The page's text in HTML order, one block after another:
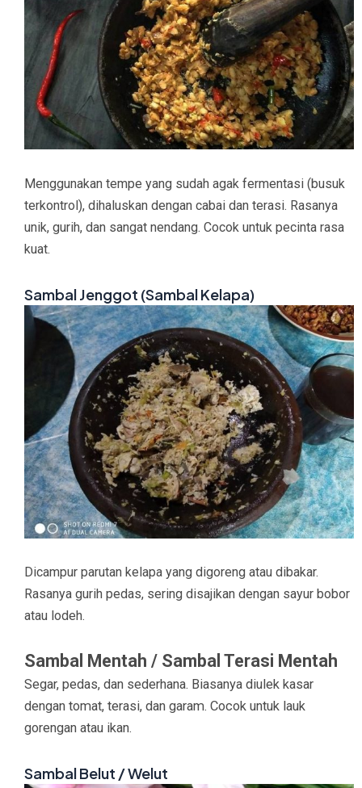
Menggunakan tempe yang sudah agak fermentasi (busuk
terkontrol), dihaluskan dengan cabai dan terasi. Rasanya
unik, gurih, dan sangat nendang. Cocok untuk pecinta rasa
kuat.
Sambal Jenggot (SambalKelapa)
Dicampur parutan kelapa yang digoreng atau dibakar.
Rasanya gurih pedas, sering disajikan dengan sayur bobor
atau lodeh.
Sambal Mentah / Sambal Terasi Mentah
Segar, pedas, dan sederhana. Biasanya diulek kasar
dengan tomat, terasi, dan garam. Cocok untuk lauk
gorengan atau ikan.
Sambal Belut / Welut